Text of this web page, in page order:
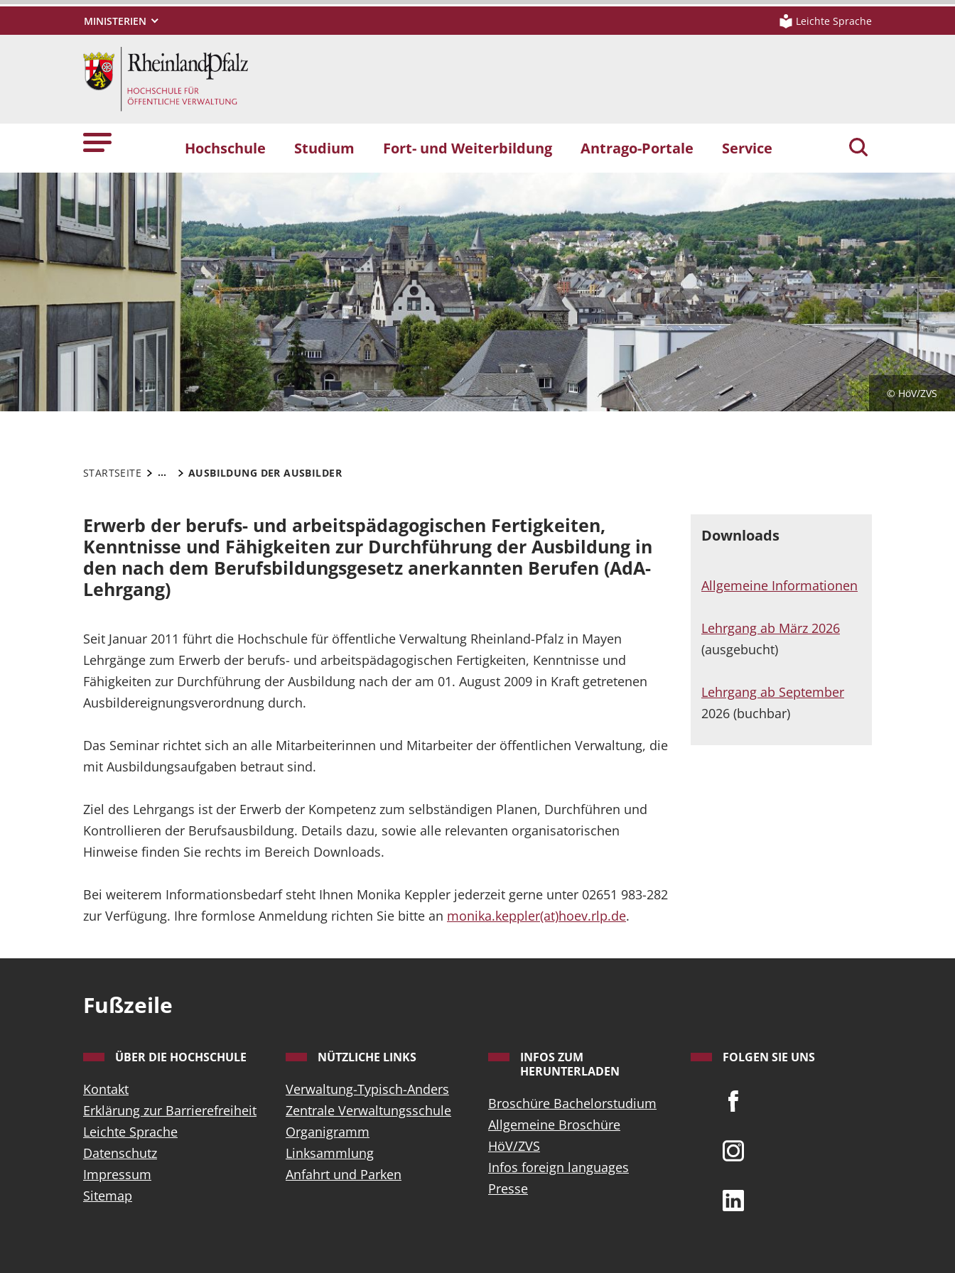
MINISTERIEN Leichte Sprache
Hochschule Studium Fort- und Weiterbildung Antrago-Portale Service
© HöV/ZVS
STARTSEITE ... AUSBILDUNG DER AUSBILDER
Erwerb der berufs- und arbeitspädagogischen Fertigkeiten,
Kenntnisse und Fähigkeiten zur Durchführung der Ausbildung in
den nach dem Berufsbildungsgesetz anerkannten Berufen (AdA-
Lehrgang)
Seit Januar 2011 führt die Hochschule für öffentliche Verwaltung Rheinland-Pfalz in Mayen
Lehrgänge zum Erwerb der berufs- und arbeitspädagogischen Fertigkeiten, Kenntnisse und
Fähigkeiten zur Durchführung der Ausbildung nach der am 01. August 2009 in Kraft getretenen
Ausbildereignungsverordnung durch.
Das Seminar richtet sich an alle Mitarbeiterinnen und Mitarbeiter der öffentlichen Verwaltung, die
mit Ausbildungsaufgaben betraut sind.
Ziel des Lehrgangs ist der Erwerb der Kompetenz zum selbständigen Planen, Durchführen und
Kontrollieren der Berufsausbildung. Details dazu, sowie alle relevanten organisatorischen
Hinweise finden Sie rechts im Bereich Downloads.
Bei weiterem Informationsbedarf steht Ihnen Monika Keppler jederzeit gerne unter 02651 983-282
zur Verfügung. Ihre formlose Anmeldung richten Sie bitte an monika.keppler(at)hoev.rlp.de.
Downloads
Allgemeine Informationen
Lehrgang ab März 2026
(ausgebucht)
Lehrgang ab September
2026 (buchbar)
Fußzeile
ÜBER DIE HOCHSCHULE
Kontakt
Erklärung zur Barrierefreiheit
Leichte Sprache
Datenschutz
Impressum
Sitemap
NÜTZLICHE LINKS
Verwaltung-Typisch-Anders
Zentrale Verwaltungsschule
Organigramm
Linksammlung
Anfahrt und Parken
INFOS ZUM
HERUNTERLADEN
Broschüre Bachelorstudium
Allgemeine Broschüre
HöV/ZVS
Infos foreign languages
Presse
FOLGEN SIE UNS